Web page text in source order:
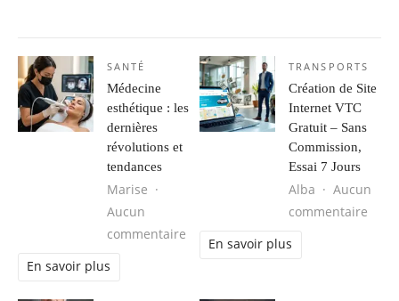
SANTÉ
Médecine
esthétique : les
dernières
révolutions et
tendances
Marise
Aucun
commentaire
En savoir plus
TRANSPORTS
Création de Site
Internet VTC
Gratuit – Sans
Commission,
Essai 7 Jours
Alba
Aucun
commentaire
En savoir plus